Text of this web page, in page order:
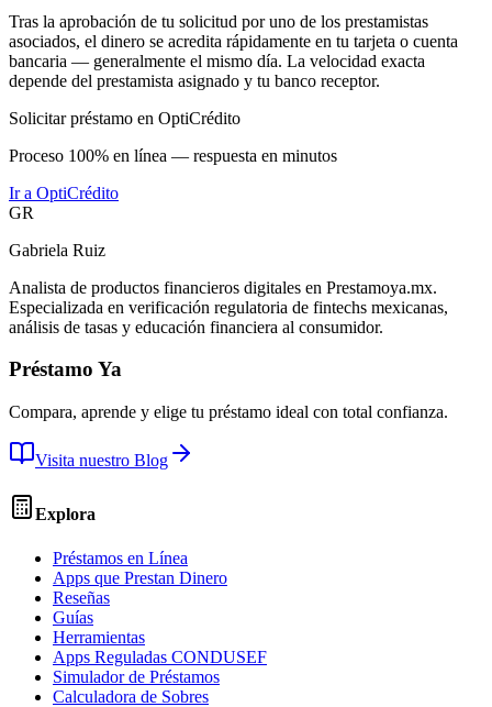
Tras la aprobación de tu solicitud por uno de los prestamistas
asociados, el dinero se acredita rápidamente en tu tarjeta o cuenta
bancaria — generalmente el mismo día. La velocidad exacta
depende del prestamista asignado y tu banco receptor.
Solicitar préstamo en OptiCrédito
Proceso 100% en línea — respuesta en minutos
Ir a OptiCrédito
GR
Gabriela Ruiz
Analista de productos financieros digitales en Prestamoya.mx.
Especializada en verificación regulatoria de fintechs mexicanas,
análisis de tasas y educación financiera al consumidor.
Préstamo Ya
Compara, aprende y elige tu préstamo ideal con total confianza.
Visita nuestro Blog
Explora
Préstamos en Línea
Apps que Prestan Dinero
Reseñas
Guías
Herramientas
Apps Reguladas CONDUSEF
Simulador de Préstamos
Calculadora de Sobres